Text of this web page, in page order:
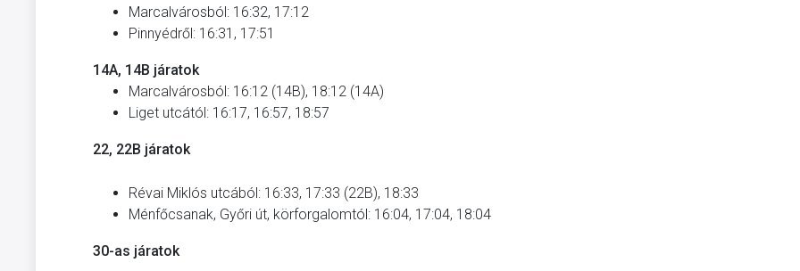
Marcalvárosból: 16:32, 17:12
Pinnyédről: 16:31, 17:51
14A, 14B járatok
Marcalvárosból: 16:12 (14B), 18:12 (14A)
Liget utcától: 16:17, 16:57, 18:57
22, 22B járatok
Révai Miklós utcából: 16:33, 17:33 (22B), 18:33
Ménfőcsanak, Győri út, körforgalomtól: 16:04, 17:04, 18:04
30-as járatok